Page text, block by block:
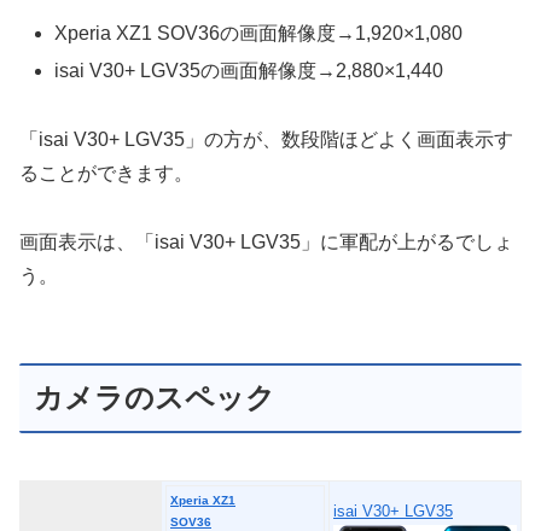
Xperia XZ1 SOV36の画面解像度→1,920×1,080
isai V30+ LGV35の画面解像度→2,880×1,440
「isai V30+ LGV35」の方が、数段階ほどよく画面表示す
ることができます。
画面表示は、「isai V30+ LGV35」に軍配が上がるでしょ
う。
カメラのスペック
Xperia XZ1
SOV36
isai V30+ LGV35